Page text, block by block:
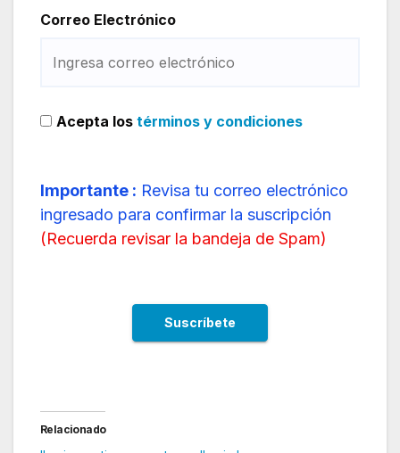
Correo Electrónico
Acepta los términos y condiciones
Importante : Revisa tu correo electrónico
ingresado para confirmar la suscripción
(Recuerda revisar la bandeja de Spam)
Relacionado